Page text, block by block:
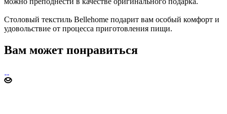
Столовый текстиль Bellehome подарит вам особый комфорт и
удовольствие от процесса приготовления пищи.
Вам может понравиться